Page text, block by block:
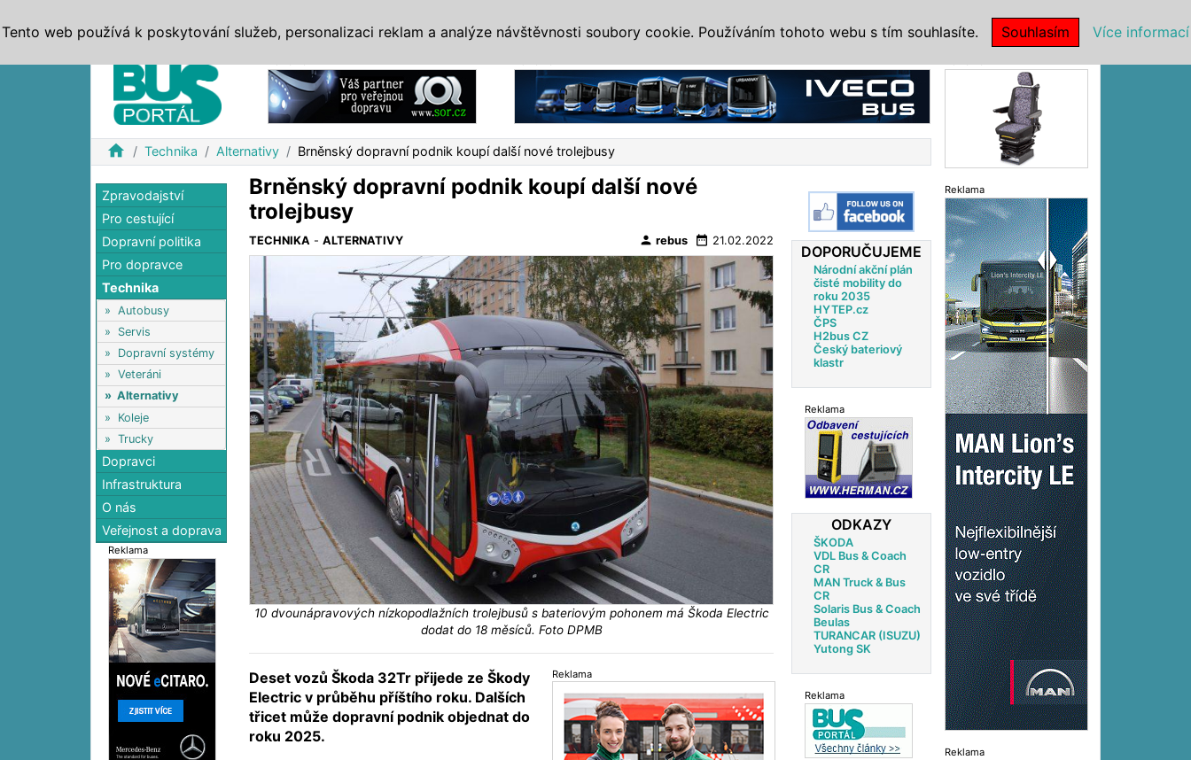
home Technika Alternativy Brněnský dopravní podnik koupí další nové trolejbusy
Zpravodajství
Pro cestující
Dopravní politika
Pro dopravce
Technika
» Autobusy
» Servis
» Dopravní systémy
» Veteráni
» Alternativy
» Koleje
» Trucky
Dopravci
Infrastruktura
O nás
Veřejnost a doprava
Reklama
Brněnský dopravní podnik koupí další nové
trolejbusy
TECHNIKA -ALTERNATIVY person rebus date_range 21.02.2022
10 dvounápravových nízkopodlažních trolejbusů s bateriovým pohonem má Škoda Electric
dodat do 18 měsíců. Foto DPMB
Reklama
Deset vozů Škoda 32Tr přijede ze Škody
Electric v průběhu příštího roku. Dalších
třicet může dopravní podnik objednat do
roku 2025.
DOPORUČUJEME
Národní akční plán
čisté mobility do
roku 2035
HYTEP.cz
ČPS
H2bus CZ
Český bateriový
klastr
Reklama
ODKAZY
ŠKODA
VDL Bus & Coach
CR
MAN Truck & Bus
CR
Solaris Bus & Coach
Beulas
TURANCAR (ISUZU)
Yutong SK
Reklama
Reklama
Reklama
Tento web používá k poskytování služeb, personalizaci reklam a analýze návštěvnosti soubory cookie. Používáním tohoto webu s tím souhlasíte. Souhlasím Více informací